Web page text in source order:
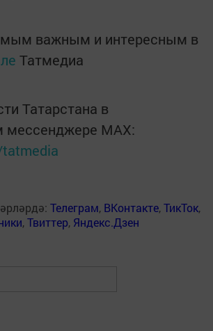
важным и интересным в
Татмедиа
Татарстана в
мессенджере MАХ:
Телеграм, ВКонтакте,ТикТок,
,Твиттер, Яндекс.Дзен